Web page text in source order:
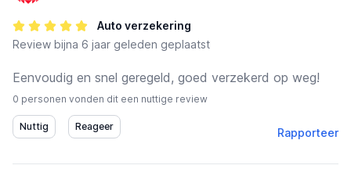
Auto verzekering
Review bijna 6 jaar geleden geplaatst
Eenvoudig en snel geregeld, goed verzekerd op weg!
0 personen vonden dit een nuttige review
Rapporteer